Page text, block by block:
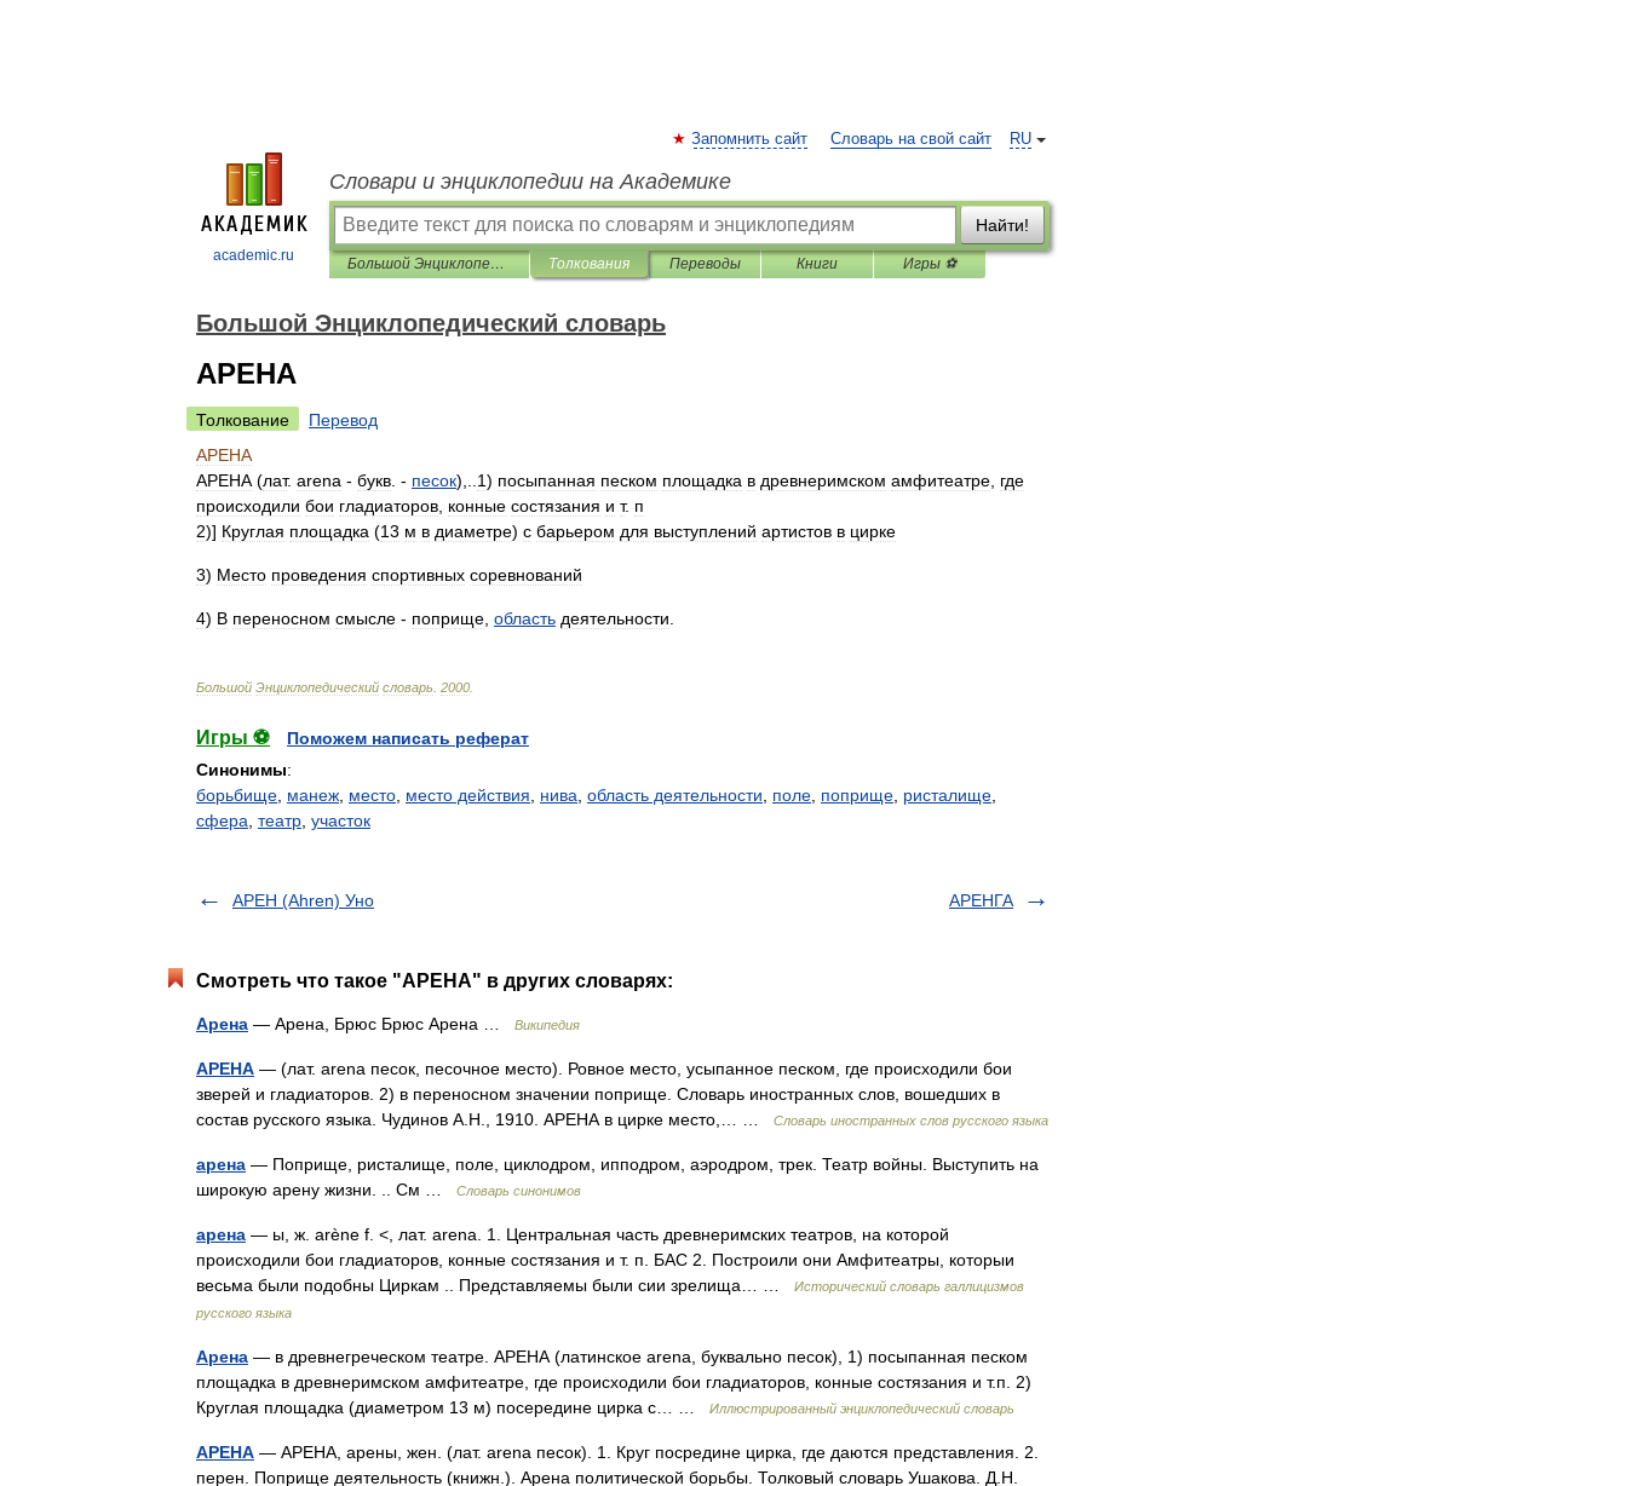
academic.ru
RU
Запомнить сайт Словарь на свой сайт
Словари и энциклопедии на Академике
Найти!
Большой Энциклопедический словарь Толкования Переводы Книги Игры ⚽
Большой Энциклопедический словарь
АРЕНА
Толкование
Перевод
АРЕНА
АРЕНА (лат. arena - букв . - песок),.. 1) посыпанная песком площадка в древнеримском амфитеатре где
происходили бои гладиаторов конные состязания и т. п
2)] Круглая площадка (13 м в диаметре) с барьером для выступлений артистов в цирке
3) Место проведения спортивных соревнований
4) В переносном смысле - поприще область деятельности
Большой Энциклопедический словарь 2000
Игры ⚽
Поможем написать реферат
Синонимы:
борьбище манеж место место действия нива область деятельности поле поприще ристалище
сфера театр участок
АРЕН (Ahren) Уно АРЕНГА
Смотреть что такое "АРЕНА" в других словарях:
Арена — Арена, Брюс Брюс Арена … Википедия
АРЕНА — (лат. arena песок, песочное место). Ровное место, усыпанное песком, где происходили бои
зверей и гладиаторов. 2) в переносном значении поприще. Словарь иностранных слов, вошедших в
состав русского языка. Чудинов А.Н., 1910. АРЕНА в цирке место,… …
Словарь иностранных слов русского языка
арена — Поприще, ристалище, поле, циклодром, ипподром, аэродром, трек. Театр войны. Выступить на
широкую арену жизни. .. См …
Словарь синонимов
арена — ы, ж. arène f. <, лат. arena. 1. Центральная часть древнеримских театров, на которой
происходили бои гладиаторов, конные состязания и т. п. БАС 2. Построили они Амфитеатры, которыи
весьма были подобны Циркам .. Представляемы были сии зрелища… …
Исторический словарь галлицизмов
русского языка
Арена — в древнегреческом театре. АРЕНА (латинское arena, буквально песок), 1) посыпанная песком
площадка в древнеримском амфитеатре, где происходили бои гладиаторов, конные состязания и т.п. 2)
Круглая площадка (диаметром 13 м) посередине цирка с… …
Иллюстрированный энциклопедический словарь
АРЕНА — АРЕНА, арены, жен. (лат. arena песок). 1. Круг посредине цирка, где даются представления. 2.
перен. Поприще деятельность (книжн.). Арена политической борьбы. Толковый словарь Ушакова. Д.Н.